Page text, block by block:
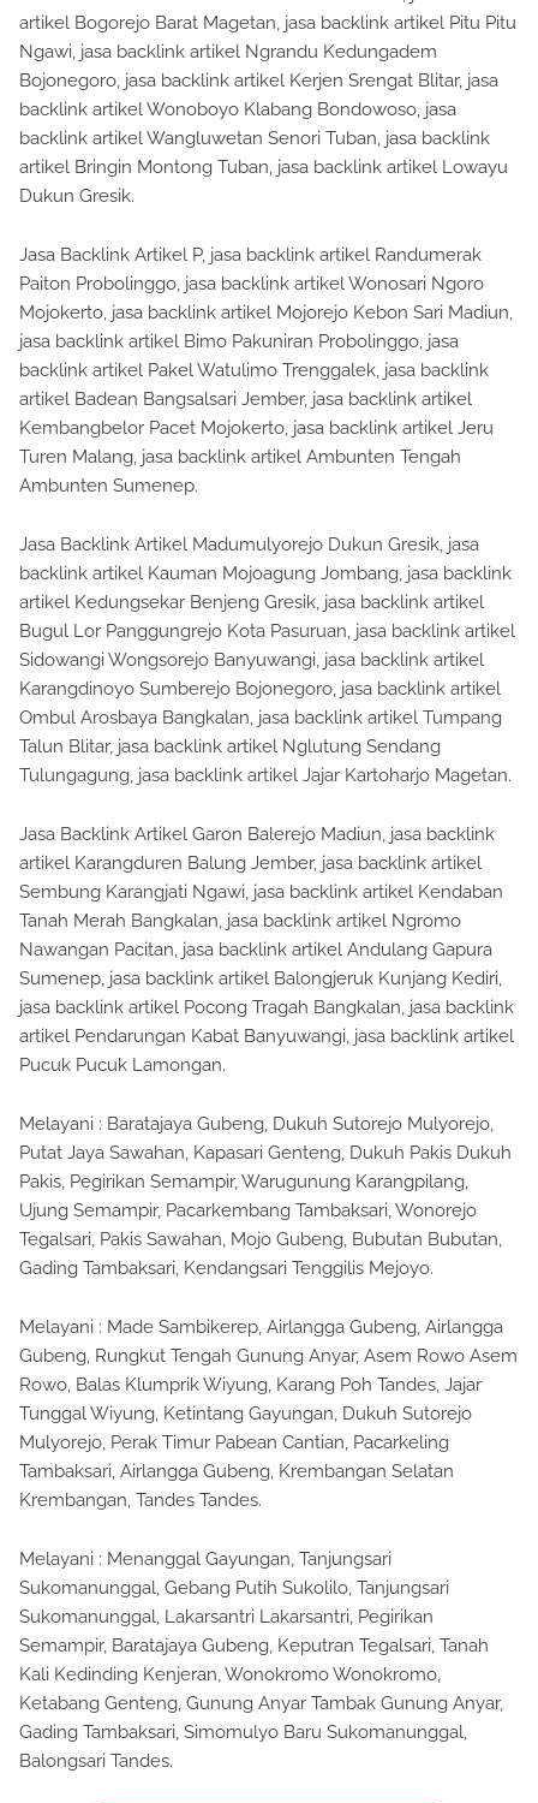
artikel Bogorejo Barat Magetan, jasa backlink artikel Pitu Pitu
Ngawi, jasa backlink artikel Ngrandu Kedungadem
Bojonegoro, jasa backlink artikel Kerjen Srengat Blitar, jasa
backlink artikel Wonoboyo Klabang Bondowoso, jasa
backlink artikel Wangluwetan Senori Tuban, jasa backlink
artikel Bringin Montong Tuban, jasa backlink artikel Lowayu
Dukun Gresik.
Jasa Backlink Artikel P, jasa backlink artikel Randumerak
Paiton Probolinggo, jasa backlink artikel Wonosari Ngoro
Mojokerto, jasa backlink artikel Mojorejo Kebon Sari Madiun,
jasa backlink artikel Bimo Pakuniran Probolinggo, jasa
backlink artikel Pakel Watulimo Trenggalek, jasa backlink
artikel Badean Bangsalsari Jember, jasa backlink artikel
Kembangbelor Pacet Mojokerto, jasa backlink artikel Jeru
Turen Malang, jasa backlink artikel Ambunten Tengah
Ambunten Sumenep.
Jasa Backlink Artikel Madumulyorejo Dukun Gresik, jasa
backlink artikel Kauman Mojoagung Jombang, jasa backlink
artikel Kedungsekar Benjeng Gresik, jasa backlink artikel
Bugul Lor Panggungrejo Kota Pasuruan, jasa backlink artikel
Sidowangi Wongsorejo Banyuwangi, jasa backlink artikel
Karangdinoyo Sumberejo Bojonegoro, jasa backlink artikel
Ombul Arosbaya Bangkalan, jasa backlink artikel Tumpang
Talun Blitar, jasa backlink artikel Nglutung Sendang
Tulungagung, jasa backlink artikel Jajar Kartoharjo Magetan.
Jasa Backlink Artikel Garon Balerejo Madiun, jasa backlink
artikel Karangduren Balung Jember, jasa backlink artikel
Sembung Karangjati Ngawi, jasa backlink artikel Kendaban
Tanah Merah Bangkalan, jasa backlink artikel Ngromo
Nawangan Pacitan, jasa backlink artikel Andulang Gapura
Sumenep, jasa backlink artikel Balongjeruk Kunjang Kediri,
jasa backlink artikel Pocong Tragah Bangkalan, jasa backlink
artikel Pendarungan Kabat Banyuwangi, jasa backlink artikel
Pucuk Pucuk Lamongan.
Melayani : Baratajaya Gubeng, Dukuh Sutorejo Mulyorejo,
Putat Jaya Sawahan, Kapasari Genteng, Dukuh Pakis Dukuh
Pakis, Pegirikan Semampir, Warugunung Karangpilang,
Ujung Semampir, Pacarkembang Tambaksari, Wonorejo
Tegalsari, Pakis Sawahan, Mojo Gubeng, Bubutan Bubutan,
Gading Tambaksari, Kendangsari Tenggilis Mejoyo.
Melayani : Made Sambikerep, Airlangga Gubeng, Airlangga
Gubeng, Rungkut Tengah Gunung Anyar, Asem Rowo Asem
Rowo, Balas Klumprik Wiyung, Karang Poh Tandes, Jajar
Tunggal Wiyung, Ketintang Gayungan, Dukuh Sutorejo
Mulyorejo, Perak Timur Pabean Cantian, Pacarkeling
Tambaksari, Airlangga Gubeng, Krembangan Selatan
Krembangan, Tandes Tandes.
Melayani : Menanggal Gayungan, Tanjungsari
Sukomanunggal, Gebang Putih Sukolilo, Tanjungsari
Sukomanunggal, Lakarsantri Lakarsantri, Pegirikan
Semampir, Baratajaya Gubeng, Keputran Tegalsari, Tanah
Kali Kedinding Kenjeran, Wonokromo Wonokromo,
Ketabang Genteng, Gunung Anyar Tambak Gunung Anyar,
Gading Tambaksari, Simomulyo Baru Sukomanunggal,
Balongsari Tandes.